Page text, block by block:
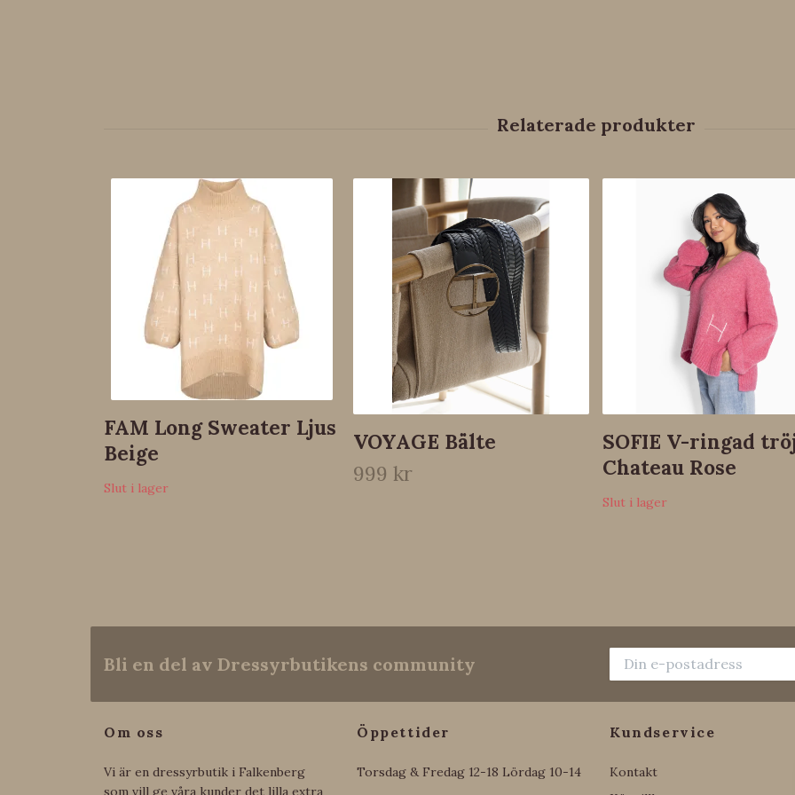
FAM Long Sweater Ljus
Beige
Slut i lager
VOYAGE Bälte
999 kr
SOFIE V-ringad
Chateau Rose
Slut i lager
Bli en del av Dressyrbutikens community
Om oss
Vi är en dressyrbutik i Falkenberg
som vill ge våra kunder det lilla extra
Öppettider
Torsdag & Fredag 12-18 Lördag 10-14
Kundservice
Kontakt